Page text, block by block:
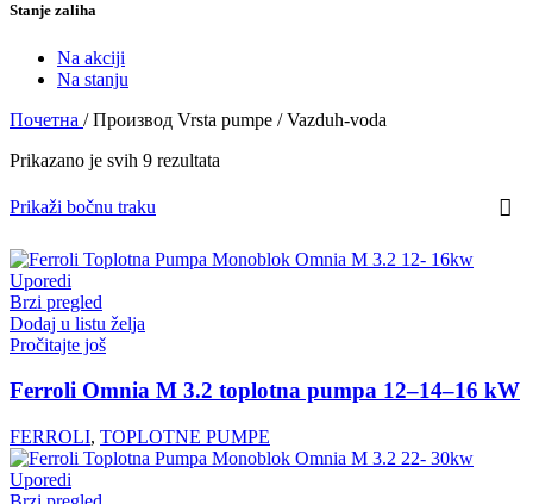
Stanje zaliha
Na akciji
Na stanju
Почетна / Производ Vrsta pumpe / Vazduh-voda
Prikazano je svih 9 rezultata
Prikaži bočnu traku
Uporedi
Brzi pregled
Dodaj u listu želja
Pročitajte još
Ferroli Omnia M 3.2 toplotna pumpa 12–14–16 kW
FERROLI, TOPLOTNE PUMPE
Uporedi